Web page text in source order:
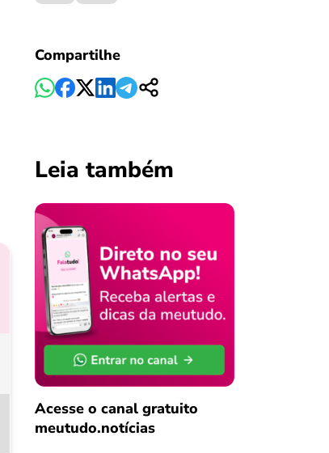
Compartilhe
Leia também
Acesse o canal gratuito
meutudo.notícias